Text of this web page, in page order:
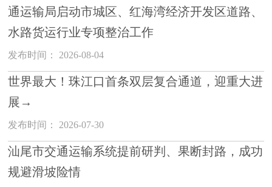
通运输局启动市城区、红海湾经济开发区道路、
水路货运行业专项整治工作
发布时间： 2026-08-04
世界最大！珠江口首条双层复合通道，迎重大进
展→
发布时间： 2026-07-30
汕尾市交通运输系统提前研判、果断封路，成功
规避滑坡险情